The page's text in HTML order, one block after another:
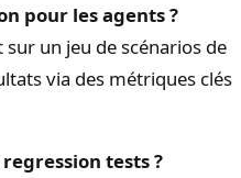
pour les agents ?
sur un jeu de scénarios de
via des métriques clés
tests ?